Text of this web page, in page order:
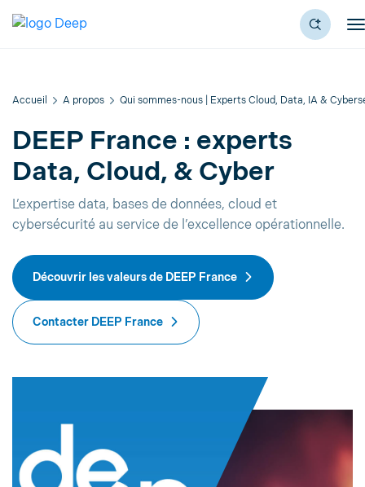
Accueil A propos Qui sommes-nous | Experts Cloud, Data, IA &
DEEP France : experts
Data, Cloud, & Cyber
L’expertise data, bases de données, cloud et
cybersécurité au service de l’excellence opérationnelle.
Découvrir les valeurs de DEEP France
Contacter DEEP France